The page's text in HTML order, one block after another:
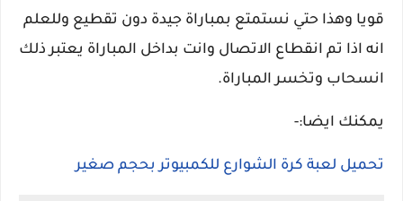
قويا وهذا حتي نستمتع بمباراة جيدة دون تقطيع وللعلم
انه اذا تم انقطاع الاتصال وانت بداخل المباراة يعتبر ذلك
انسحاب وتخسر المباراة.
يمكنك ايضا:-
تحميل لعبة كرة الشوارع للكمبيوتر بحجم صغير